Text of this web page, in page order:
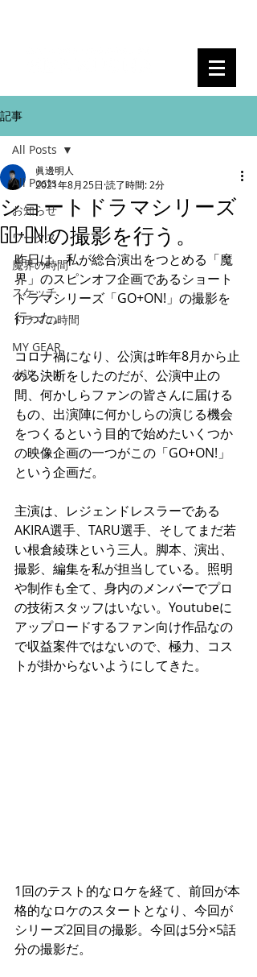
記事
All Posts
お知らせ
ワークス
魔界の時間
スケッチ
ドラマの時間
MY GEAR
小説
All Posts
ショートドラマシリーズ
GO+ON!の撮影を行う。
眞邊明人
2021年8月25日 読了時間: 2分
昨日は、私が総合演出をつとめる「魔
界」のスピンオフ企画であるショート
ドラマシリーズ「GO+ON!」の撮影を
行った。
コロナ禍になり、公演は昨年8月から止
める決断をしたのだが、公演中止の
間、何かしらファンの皆さんに届ける
もの、出演陣に何かしらの演じる機会
をつくるという目的で始めたいくつか
の映像企画の一つがこの「GO+ON!」
という企画だ。
主演は、レジェンドレスラーである
AKIRA選手、TARU選手、そしてまだ若
い根倉綾珠という三人。脚本、演出、
撮影、編集を私が担当している。照明
や制作も全て、身内のメンバーでプロ
の技術スタッフはいない。Youtubeに
アップロードするファン向け作品なの
で収益案件ではないので、極力、コス
トが掛からないようにしてきた。
1回のテスト的なロケを経て、前回が本
格的なロケのスタートとなり、今回が
シリーズ2回目の撮影。今回は5分×5話
分の撮影だ。